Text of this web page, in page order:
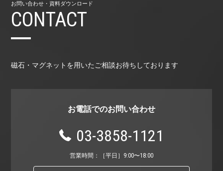
お問い合わせ・資料ダウンロード
CONTACT
磁石・マグネットを用いたご相談お待ちしております
お電話でのお問い合わせ
03-3858-1121
営業時間：［平⽇］9:00〜18:00